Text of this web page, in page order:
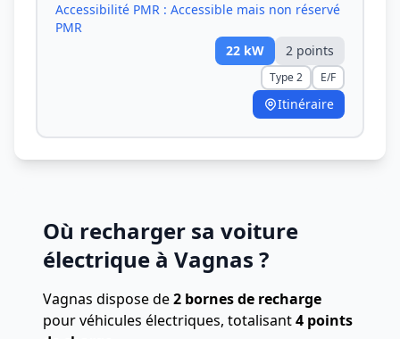
Accessibilité PMR : Accessible mais non réservé
PMR
22 kW 2 points
Type 2 E/F
Itinéraire
Où recharger sa voiture
électrique à Vagnas ?
Vagnas dispose de2 bornes de recharge
pour véhicules électriques, totalisant4 points